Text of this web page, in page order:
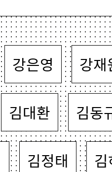
강은영 강재
김대환 김동
김정태